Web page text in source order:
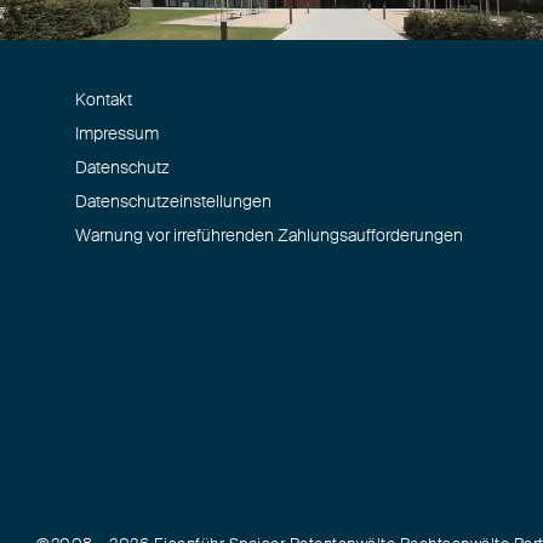
Kontakt
Impressum
Datenschutz
Datenschutzeinstellungen
Warnung vor irreführenden Zahlungsaufforderungen